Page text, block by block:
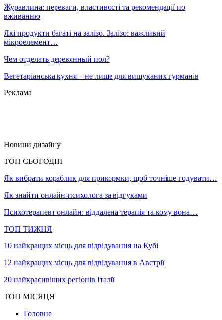
Журавлина: переваги, властивості та рекомендації по
вживанню
Які продукти багаті на залізо. Залізо: важливий
мікроелемент…
Чем отделать деревянный пол?
Вегетаріанська кухня – не лише для вишуканих гурманів
Реклама
Новини дизайну
ТОП СЬОГОДНІ
Як вибрати кораблик для прикормки, щоб точніше годувати…
Як знайти онлайн-психолога за відгуками
Психотерапевт онлайн: віддалена терапія та кому вона…
ТОП ТИЖНЯ
10 найкращих місць для відвідування на Кубі
12 найкращих місць для відвідування в Австрії
20 найкрасивіших регіонів Італії
ТОП МІСЯЦЯ
Головне